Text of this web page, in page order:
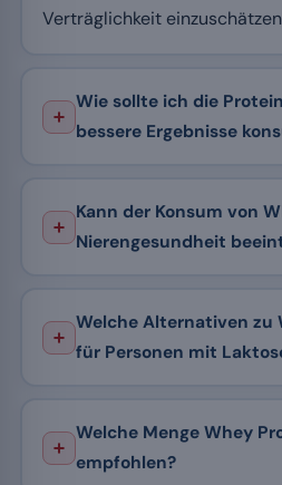
Verträglichkeit
Wie sollte ich die
bessere Ergebnisse
Kann der Konsum von
Nierengesundheit
Welche Alternativen zu
für Personen mit
Welche Menge Whey
empfohlen?